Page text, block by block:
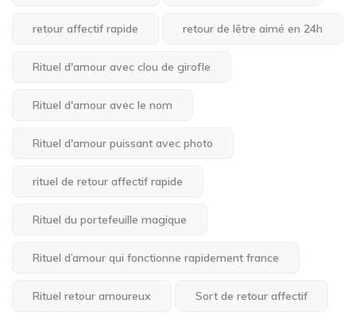
retour affectif rapide retour de lêtre aimé en 24h
Rituel d'amour avec clou de girofle
Rituel d'amour avec le nom
Rituel d'amour puissant avec photo
rituel de retour affectif rapide
Rituel du portefeuille magique
Rituel d’amour qui fonctionne rapidement france
Rituel retour amoureux Sort de retour affectif